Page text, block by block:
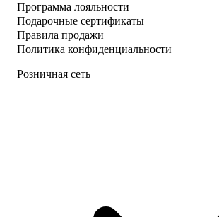
Программа лояльности
Подарочные сертификаты
Правила продажи
Политика конфиденциальности
Розничная сеть